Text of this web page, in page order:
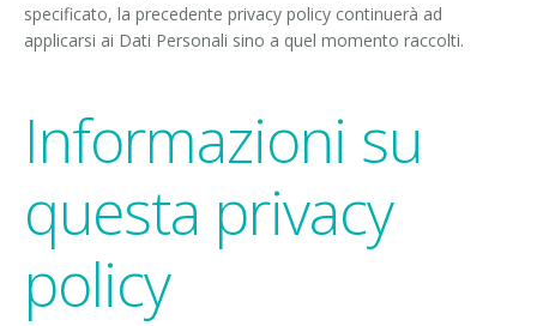
specificato, la precedente privacy policy continuerà ad
applicarsi ai Dati Personali sino a quel momento raccolti.
Informazioni su
questa privacy
policy